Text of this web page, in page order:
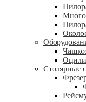
Столярные